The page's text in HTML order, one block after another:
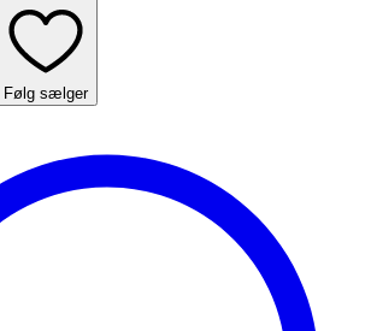
Følg sælger